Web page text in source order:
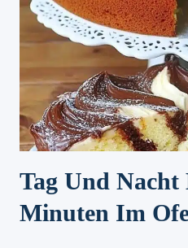
FERTIG
!
Tag Und
Minuten Im